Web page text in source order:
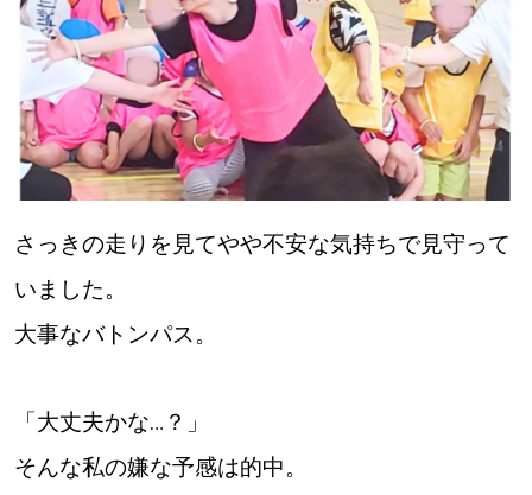
プライバシーポリシー
閉じる
さっきの走りを見てやや不安な気持ちで見守って
いました。
大事なバトンパス。
「大丈夫かな…？」
そんな私の嫌な予感は的中。